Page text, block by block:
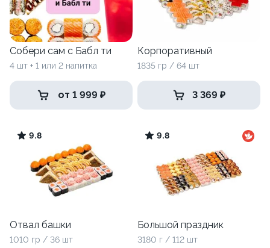
Собери сам с Бабл ти
4 шт + 1 или 2 напитка
от 1 999 ₽
Корпоративный
1835 гр / 64 шт
3 369 ₽
9.8
Отвал башки
1010 гр / 36 шт
9.8
Большой праздник
3180 г / 112 шт